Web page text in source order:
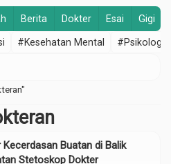
Berita Dokter Esai Gigi
#Kesehatan Mental #Psikologi
Kecerdasan Buatan di Balik
Stetoskop Dokter